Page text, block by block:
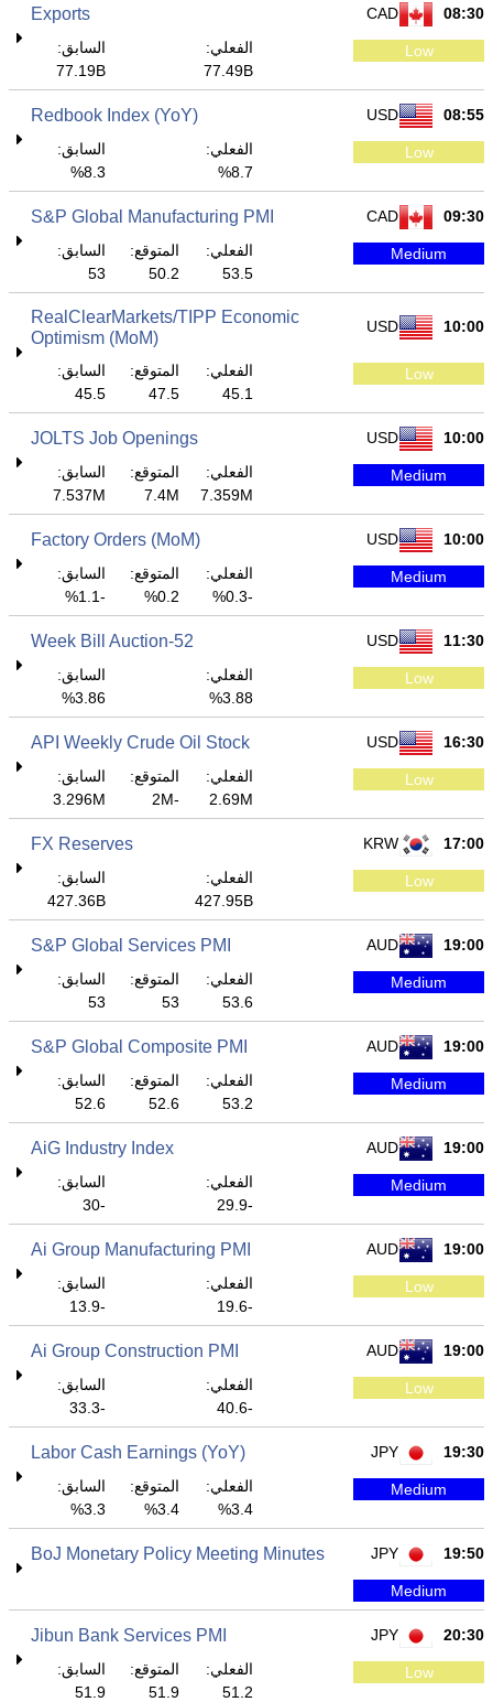
08:30
CAD
Exports
Low
الفعلي:
77.49B
السابق:
77.19B
08:55
USD
Redbook Index (YoY)
Low
الفعلي:
8.7%
السابق:
8.3%
09:30
CAD
S&P Global Manufacturing PMI
Medium
الفعلي:
53.5
المتوقع:
50.2
السابق:
53
10:00
USD
RealClearMarkets/TIPP Economic
Optimism (MoM)
Low
الفعلي:
45.1
المتوقع:
47.5
السابق:
45.5
10:00
USD
JOLTS Job Openings
Medium
الفعلي:
7.359M
المتوقع:
7.4M
السابق:
7.537M
10:00
USD
Factory Orders (MoM)
Medium
الفعلي:
-0.3%
المتوقع:
0.2%
السابق:
-1.1%
11:30
USD
52-Week Bill Auction
Low
الفعلي:
3.88%
السابق:
3.86%
16:30
USD
API Weekly Crude Oil Stock
Low
الفعلي:
2.69M
المتوقع:
-2M
السابق:
3.296M
17:00
KRW
FX Reserves
Low
الفعلي:
427.95B
السابق:
427.36B
19:00
AUD
S&P Global Services PMI
Medium
الفعلي:
53.6
المتوقع:
53
السابق:
53
19:00
AUD
S&P Global Composite PMI
Medium
الفعلي:
53.2
المتوقع:
52.6
السابق:
52.6
19:00
AUD
AiG Industry Index
Medium
الفعلي:
-29.9
السابق:
-30
19:00
AUD
Ai Group Manufacturing PMI
Low
الفعلي:
-19.6
السابق:
-13.9
19:00
AUD
Ai Group Construction PMI
Low
الفعلي:
-40.6
السابق:
-33.3
19:30
JPY
Labor Cash Earnings (YoY)
Medium
الفعلي:
3.4%
المتوقع:
3.4%
السابق:
3.3%
19:50
JPY
BoJ Monetary Policy Meeting Minutes
Medium
20:30
JPY
Jibun Bank Services PMI
Low
الفعلي:
51.2
المتوقع:
51.9
السابق:
51.9